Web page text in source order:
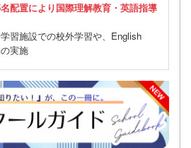
配置により国際理解教育・英語指導
習施設での校外学習や、English
実施